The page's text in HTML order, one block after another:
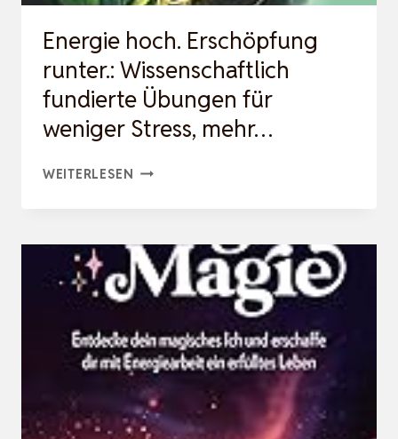
Energie hoch. Erschöpfung
runter.: Wissenschaftlich
fundierte Übungen für
weniger Stress, mehr…
WEITERLESEN ENERGIE
RUNTER.:
WISSENSCHAFTLICH
FUNDIERTE
ÜBUNGEN
FÜR
WENIGER
STRESS,